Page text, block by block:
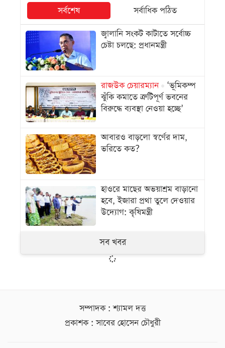
সর্বশেষ
সর্বাধিক পঠিত
জ্বালানি সংকট কাটাতে সর্বোচ্চ
চেষ্টা চলছে: প্রধানমন্ত্রী
রাজউক চেয়ারম্যান
‘ভূমিকম্প
ঝুঁকি কমাতে ত্রুটিপূর্ণ ভবনের
বিরুদ্ধে ব্যবস্থা নেওয়া হচ্ছে’
আবারও বাড়লো স্বর্ণের দাম,
ভরিতে কত?
হাওরে মাছের অভয়াশ্রম বাড়ানো
হবে, ইজারা প্রথা তুলে দেওয়ার
উদ্যোগ: কৃষিমন্ত্রী
সব খবর
সম্পাদক : শ্যামল দত্ত
প্রকাশক : সাবের হোসেন চৌধুরী